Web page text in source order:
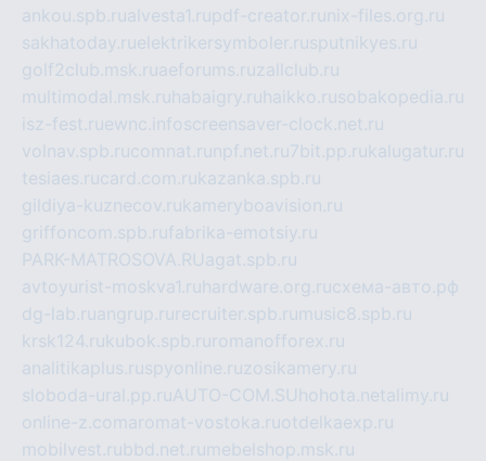
ankou.spb.rualvesta1.rupdf-creator.ru nix-files.org.ru
sakhatoday.ruelektrikersymboler.rusputnikyes.ru
golf2club.msk.ruaeforums.ruzallclub.ru
multimodal.msk.ru habaigry.ru haikko.rusobakopedia.ru
isz-fest.ruewnc.infoscreensaver-clock.net.ru
volnav.spb.rucomnat.ru npf.net.ru 7bit.pp.rukalugatur.ru
tesiaes.rucard.com.rukazanka.spb.ru
gildiya-kuznecov.rukameryboavision.ru
griffoncom.spb.rufabrika-emotsiy.ru
PARK-MATROSOVA.RUagat.spb.ru
avtoyurist-moskva1.ru hardware.org.ruсхема-авто.рф
dg-lab.ruangrup.ru recruiter.spb.ru music8.spb.ru
krsk124.rukubok.spb.ru romanofforex.ru
analitikaplus.ruspyonline.ruzosikamery.ru
sloboda-ural.pp.ruAUTO-COM.SU hohota.net alimy.ru
online-z.comaromat-vostoka.ruotdelkaexp.ru
mobilvest.rubbd.net.ru mebelshop.msk.ru